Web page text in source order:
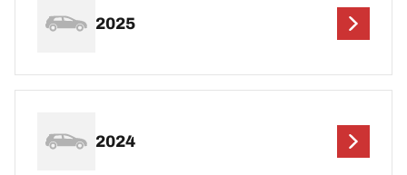
2025
2024